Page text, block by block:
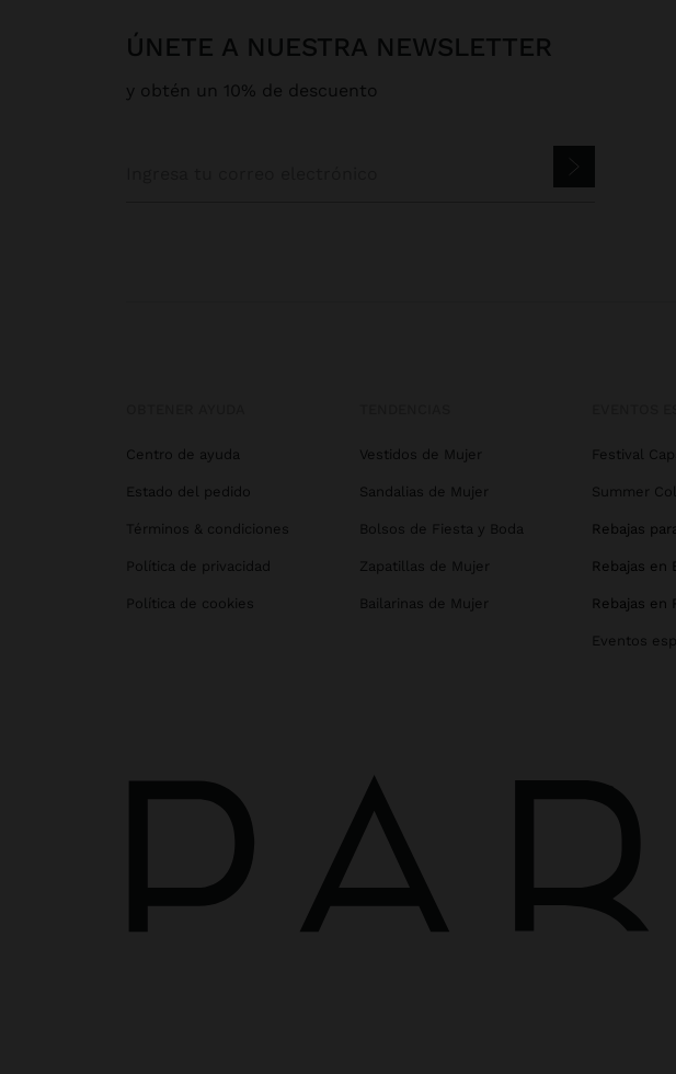
ÚNETE A NUESTRA NEWSLETTER
y obtén un 10% de descuento
Centro de ayuda
Estado del pedido
Términos & condiciones
Política de privacidad
Política de cookies
Vestidos de Mujer
Sandalias de Mujer
Bolsos de Fiesta y Boda
Zapatillas de Mujer
Bailarinas de Mujer
Festival
Summer
Rebajas
Rebajas en
Rebajas en
Eventos